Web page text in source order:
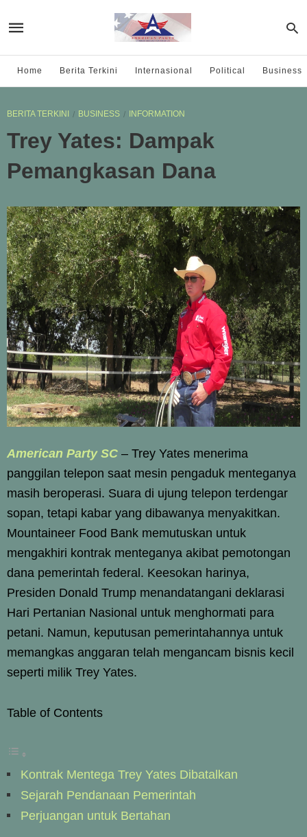
Home Berita Terkini Internasional Political Business
BERITA TERKINI BUSINESS INFORMATION
Trey Yates: Dampak
Pemangkasan Dana
American Party SC – Trey Yates menerima
panggilan telepon saat mesin pengaduk menteganya
masih beroperasi. Suara di ujung telepon terdengar
sopan, tetapi kabar yang dibawanya menyakitkan.
Mountaineer Food Bank memutuskan untuk
mengakhiri kontrak menteganya akibat pemotongan
dana pemerintah federal. Keesokan harinya,
Presiden Donald Trump menandatangani deklarasi
Hari Pertanian Nasional untuk menghormati para
petani. Namun, keputusan pemerintahannya untuk
memangkas anggaran telah mengancam bisnis kecil
seperti milik Trey Yates.
Table of Contents
Kontrak Mentega Trey Yates Dibatalkan
Sejarah Pendanaan Pemerintah
Perjuangan untuk Bertahan